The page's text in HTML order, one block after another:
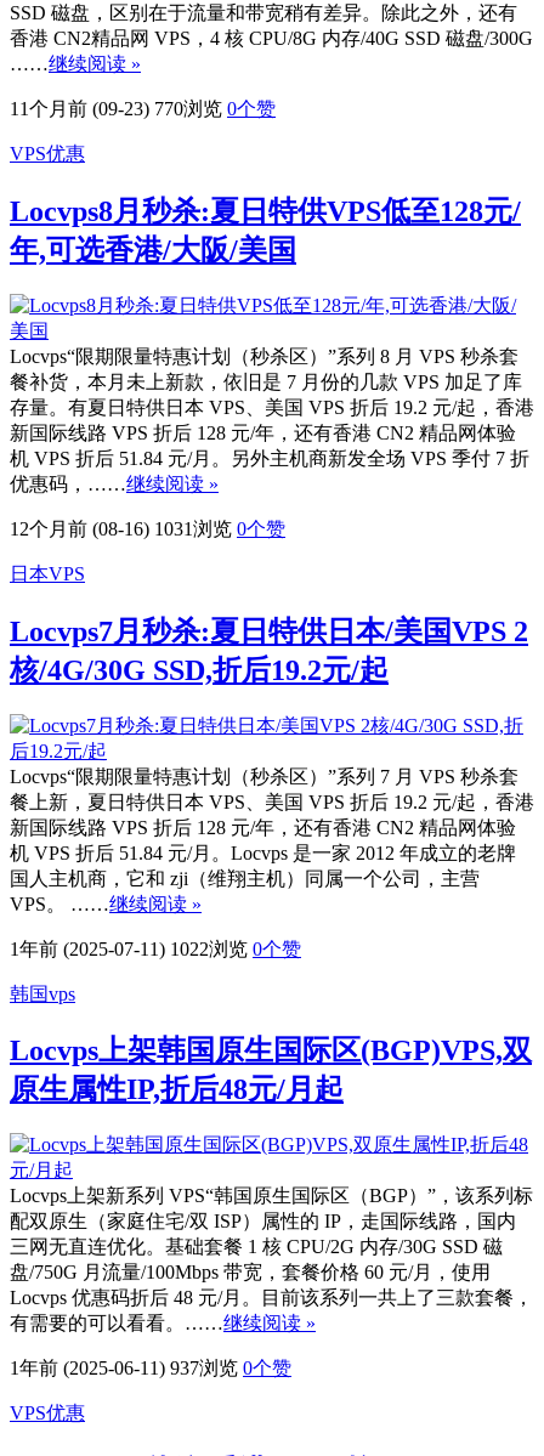
SSD 磁盘，区别在于流量和带宽稍有差异。除此之外，还有
香港 CN2精品网 VPS，4 核 CPU/8G 内存/40G SSD 磁盘/300G
……继续阅读 »
11个月前 (09-23) 770浏览 0个赞
VPS优惠
Locvps8月秒杀:夏日特供VPS低至128元/
年,可选香港/大阪/美国
Locvps“限期限量特惠计划（秒杀区）”系列 8 月 VPS 秒杀套
餐补货，本月未上新款，依旧是 7 月份的几款 VPS 加足了库
存量。有夏日特供日本 VPS、美国 VPS 折后 19.2 元/起，香港
新国际线路 VPS 折后 128 元/年，还有香港 CN2 精品网体验
机 VPS 折后 51.84 元/月。另外主机商新发全场 VPS 季付 7 折
优惠码，……继续阅读 »
12个月前 (08-16) 1031浏览 0个赞
日本VPS
Locvps7月秒杀:夏日特供日本/美国VPS 2
核/4G/30G SSD,折后19.2元/起
Locvps“限期限量特惠计划（秒杀区）”系列 7 月 VPS 秒杀套
餐上新，夏日特供日本 VPS、美国 VPS 折后 19.2 元/起，香港
新国际线路 VPS 折后 128 元/年，还有香港 CN2 精品网体验
机 VPS 折后 51.84 元/月。Locvps 是一家 2012 年成立的老牌
国人主机商，它和 zji（维翔主机）同属一个公司，主营
VPS。 ……继续阅读 »
1年前 (2025-07-11) 1022浏览 0个赞
韩国vps
Locvps上架韩国原生国际区(BGP)VPS,双
原生属性IP,折后48元/月起
Locvps上架新系列 VPS“韩国原生国际区（BGP）”，该系列标
配双原生（家庭住宅/双 ISP）属性的 IP，走国际线路，国内
三网无直连优化。基础套餐 1 核 CPU/2G 内存/30G SSD 磁
盘/750G 月流量/100Mbps 带宽，套餐价格 60 元/月，使用
Locvps 优惠码折后 48 元/月。目前该系列一共上了三款套餐，
有需要的可以看看。……继续阅读 »
1年前 (2025-06-11) 937浏览 0个赞
VPS优惠